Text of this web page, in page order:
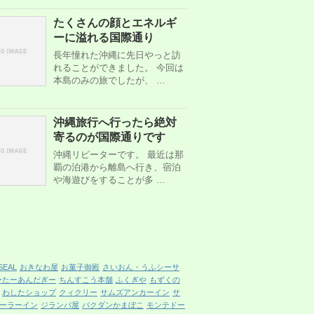
たくさんの顔とエネルギ
ーに溢れる国際通り
長年憧れた沖縄に先日やっと訪
れることができました。 今回は
本島のみの旅でしたが、 …
沖縄旅行へ行ったら絶対
寄るのが国際通りです
沖縄リピーターです。 最近は那
覇の泊港から離島へ行き、宿泊
や海遊びをすることが多 …
おきなわ屋 お菓子御殿 さいおん・うふシーサ
たーあんだぎー ちんすこう本舗 ふくぎや もずくの
わしたショップ クィクリー サムズアンカーイン サ
ラーイン ジランバ屋 バクダンかまぼこ
モンテドー